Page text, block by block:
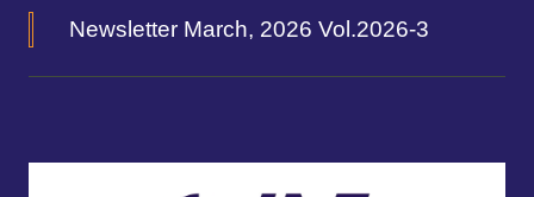
Newsletter March, 2026 Vol.2026-3